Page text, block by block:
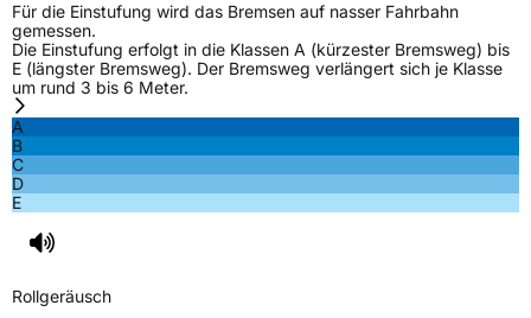
Für die Einstufung wird das Bremsen auf nasser Fahrbahn
gemessen.
Die Einstufung erfolgt in die Klassen A (kürzester Bremsweg) bis
E (längster Bremsweg). Der Bremsweg verlängert sich je Klasse
um rund 3 bis 6 Meter.
A
B
C
D
E
Rollgeräusch